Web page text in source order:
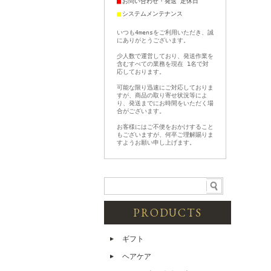
■ システムメンテナンス
いつも4mensをご利用いただき、誠
にありがとうございます。
少人数で運営しており、発送作業を
含むすべての業務を現在 1名で対
応しております。
可能な限り迅速にご対応しておりま
すが、商品の取り寄せ状況等によ
り、発送までにお時間をいただく場
合がございます。
お客様にはご不便をおかけすること
もございますが、何卒ご理解賜りま
すようお願い申し上げます。
PRODUCTS
ギフト
ヘアケア